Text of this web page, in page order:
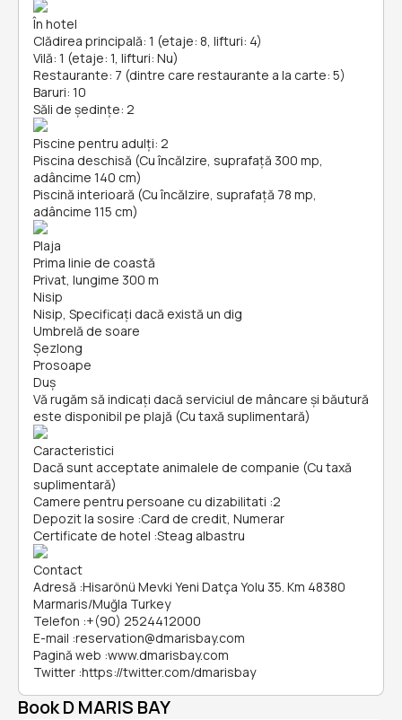
În hotel
Clădirea principală: 1 (etaje: 8, lifturi: 4)
Vilă: 1 (etaje: 1, lifturi: Nu)
Restaurante: 7 (dintre care restaurante a la carte: 5)
Baruri: 10
Săli de ședințe: 2
Piscine pentru adulți: 2
Piscina deschisă (Cu încălzire, suprafață 300 mp,
adâncime 140 cm)
Piscină interioară (Cu încălzire, suprafață 78 mp,
adâncime 115 cm)
Plaja
Prima linie de coastă
Privat, lungime 300 m
Nisip
Nisip, Specificați dacă există un dig
Umbrelă de soare
Șezlong
Prosoape
Duș
Vă rugăm să indicați dacă serviciul de mâncare și băutură
este disponibil pe plajă (Cu taxă suplimentară)
Caracteristici
Dacă sunt acceptate animalele de companie (Cu taxă
suplimentară)
Camere pentru persoane cu dizabilitati :2
Depozit la sosire :Card de credit, Numerar
Certificate de hotel :Steag albastru
Contact
Adresă :Hisarönü Mevki Yeni Datça Yolu 35. Km 48380
Marmaris/Muğla Turkey
Telefon :+(90) 2524412000
E-mail :reservation@dmarisbay.com
Pagină web :www.dmarisbay.com
Twitter :https://twitter.com/dmarisbay
Book D MARIS BAY